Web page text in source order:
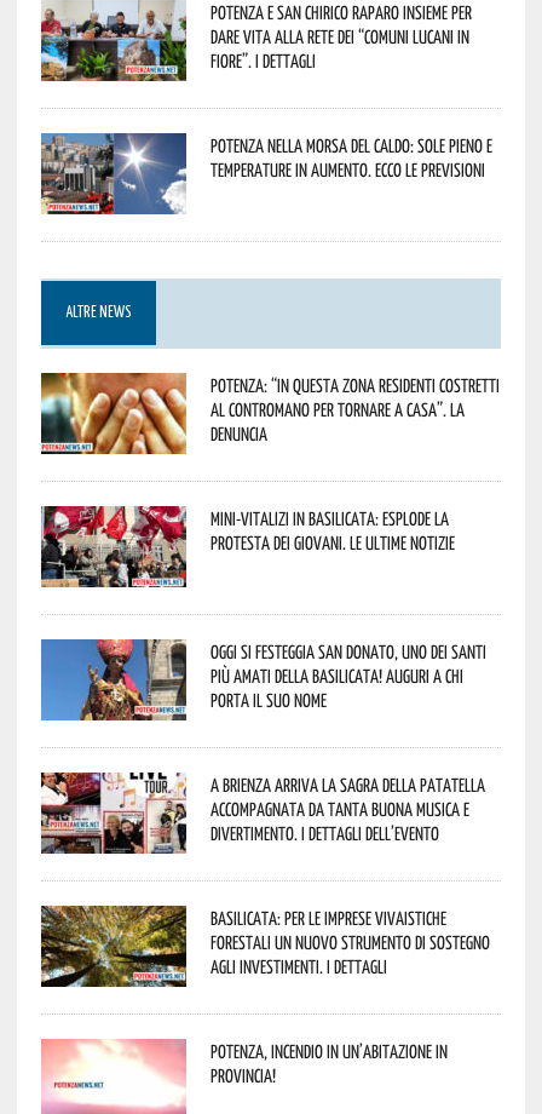
Potenza e San Chirico Raparo insieme per
dare vita alla rete dei “Comuni Lucani in
Fiore”. I dettagli
Potenza nella morsa del caldo: sole pieno e
temperature in aumento. Ecco le previsioni
ALTRE NEWS
Potenza: “In questa zona residenti costretti
al contromano per tornare a casa”. La
denuncia
Mini-vitalizi in Basilicata: esplode la
protesta dei giovani. Le ultime notizie
Oggi si festeggia San Donato, uno dei Santi
più amati della Basilicata! Auguri a chi
porta il suo nome
A Brienza arriva la Sagra della Patatella
accompagnata da tanta buona musica e
divertimento. I dettagli dell’evento
Basilicata: per le imprese vivaistiche
forestali un nuovo strumento di sostegno
agli investimenti. I dettagli
Potenza, incendio in un’abitazione in
provincia!